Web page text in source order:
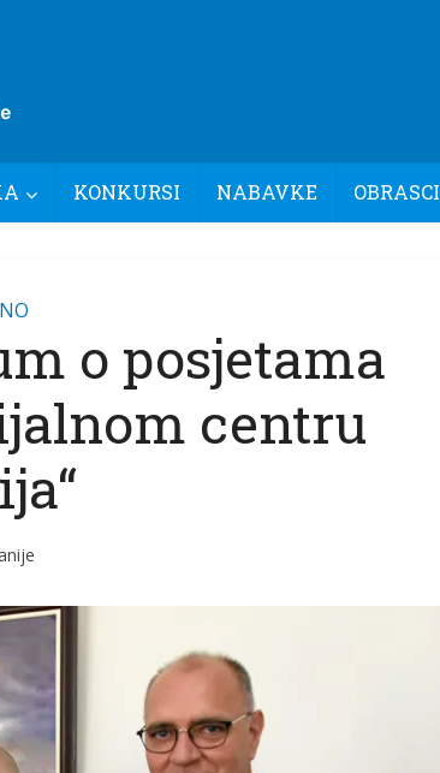
KONKURSI NABAVKE OBRASCI
o posjetama
centru